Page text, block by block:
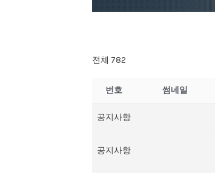
전체 782
번호 썸네일
공지사항
공지사항